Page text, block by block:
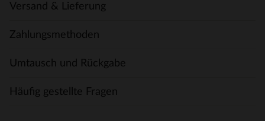
Versand & Lieferung
Zahlungsmethoden
Umtausch und Rückgabe
Häufig gestellte Fragen